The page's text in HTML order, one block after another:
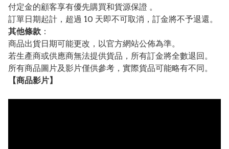
付定金的顧客享有優先購買和貨源保證 。
訂單日期起計，超過 10 天即不可取消，訂金將不予退還。
其他條款 ：
商品出貨日期可能更改，以官方網站公佈為準。
若生產商或供應商無法提供貨品，所有訂金將全數退回。
所有商品圖片及影片僅供參考，實際貨品可能略有不同。
【商品影片】